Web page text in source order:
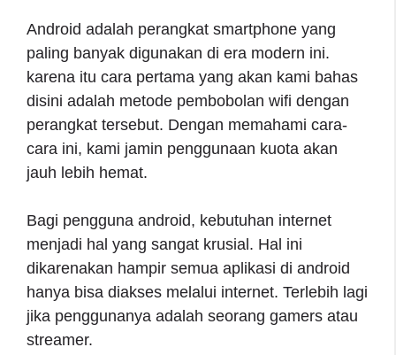
Android adalah perangkat smartphone yang
paling banyak digunakan di era modern ini.
karena itu cara pertama yang akan kami bahas
disini adalah metode pembobolan wifi dengan
perangkat tersebut. Dengan memahami cara-
cara ini, kami jamin penggunaan kuota akan
jauh lebih hemat.
Bagi pengguna android, kebutuhan internet
menjadi hal yang sangat krusial. Hal ini
dikarenakan hampir semua aplikasi di android
hanya bisa diakses melalui internet. Terlebih lagi
jika penggunanya adalah seorang gamers atau
streamer.